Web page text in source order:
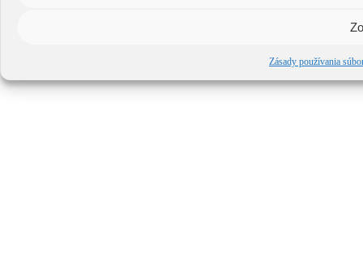
Zásady používania